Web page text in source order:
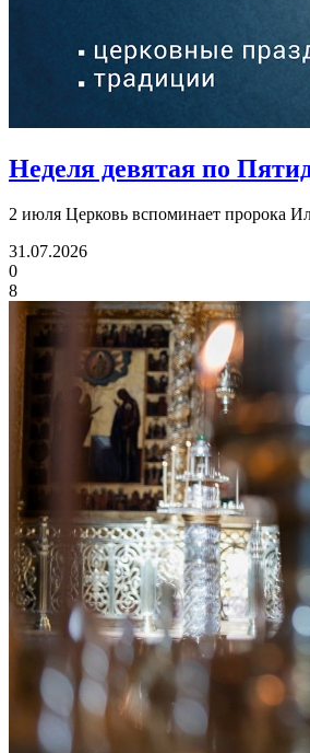
Неделя девятая по
2 июля Церковь вспоминает пророка
31.07.2026
0
8